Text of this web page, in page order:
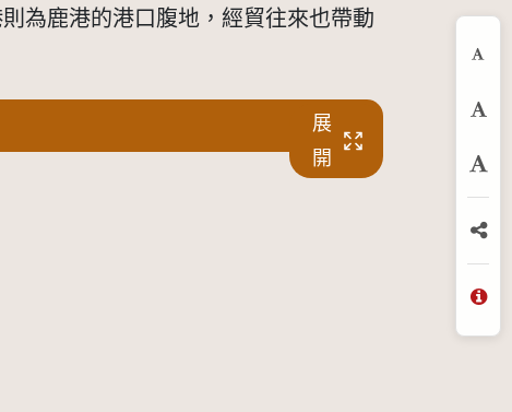
為鹿港的港口腹地，經貿往來也帶動
展
開
放
分